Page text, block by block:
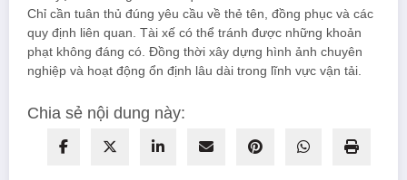
Chỉ cần tuân thủ đúng yêu cầu về thẻ tên, đồng phục và các
quy định liên quan. Tài xế có thể tránh được những khoản
phạt không đáng có. Đồng thời xây dựng hình ảnh chuyên
nghiệp và hoạt động ổn định lâu dài trong lĩnh vực vận tải.
Chia sẻ nội dung này: